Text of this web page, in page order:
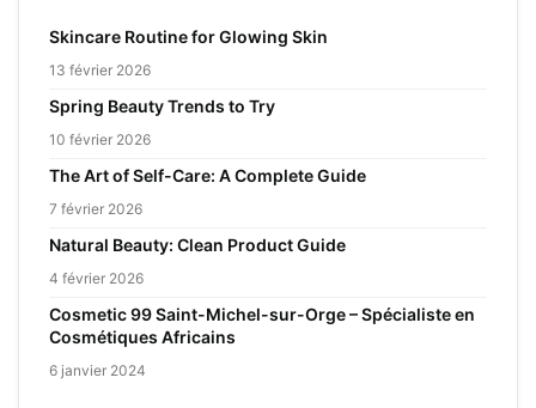
Skincare Routine for Glowing Skin
13 février 2026
Spring Beauty Trends to Try
10 février 2026
The Art of Self-Care: A Complete Guide
7 février 2026
Natural Beauty: Clean Product Guide
4 février 2026
Cosmetic 99 Saint-Michel-sur-Orge – Spécialiste en
Cosmétiques Africains
6 janvier 2024